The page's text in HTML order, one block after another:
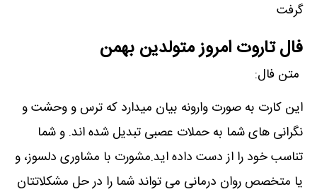
گرفت
فال تاروت امروز متولدین بهمن
متن فال:
این کارت به صورت وارونه بیان میدارد که ترس و وحشت و
نگرانی های شما به حملات عصبی تبدیل شده اند. و شما
تناسب خود را از دست داده اید.مشورت با مشاوری دلسوز، و
یا متخصص روان درمانی می تواند شما را در حل مشکلاتتان